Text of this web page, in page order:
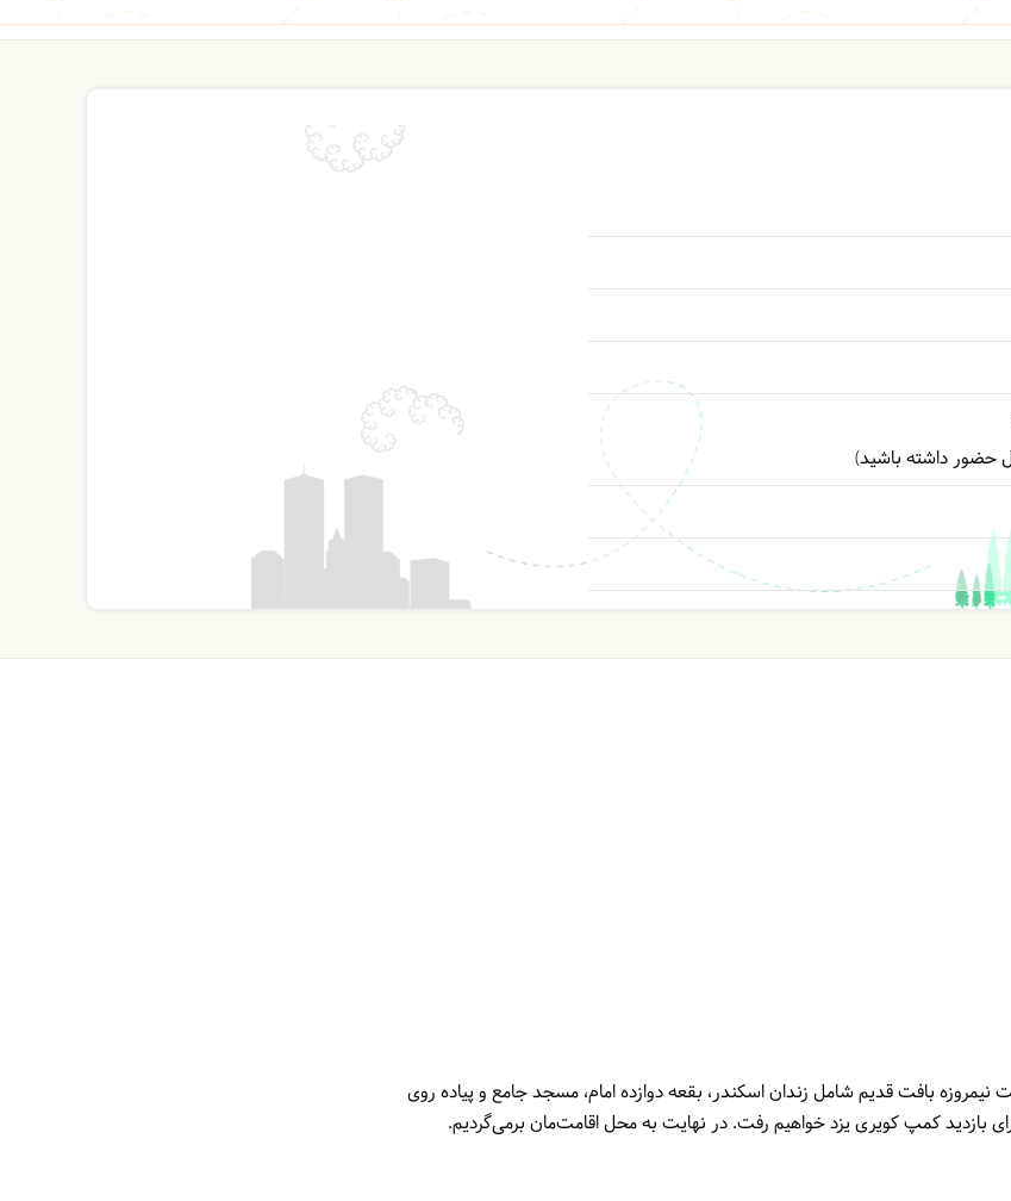
بافت قدیم شامل زندان اسکندر، بقعه دوازده امام، مسجد جامع و پیاده روی
بازدید کمپ کویری یزد خواهیم رفت. در نهایت به محل اقامت‌مان برمی‌گردیم.